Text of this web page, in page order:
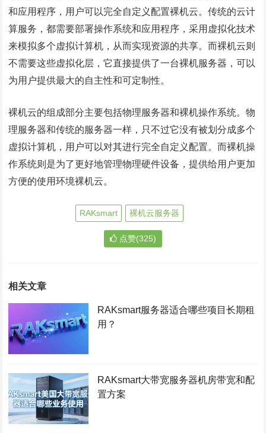
和应用程序，用户可以完全自定义配置裸机云。传统的云计
算服务，都需要部署操作系统和应用程序，采用虚拟化技术
来模拟多个虚拟计算机，从而实现资源的共享。而裸机云则
不需要这些虚拟化层，它直接提供了一台裸机服务器，可以
为用户提供最大的自主性和可定制性。
裸机云的组成部分主要包括物理服务器和裸机操作系统。物
理服务器和传统的服务器一样，只不过它没有被划分成多个
虚拟计算机，用户可以对其进行完全自定义配置。而裸机操
作系统则是为了更好地管理物理硬件设备，提供给用户更加
方便的使用环境裸机云。
RAKsmart 裸机云服务器
点赞(325)
相关文章
RAKsmart服务器适合哪些项目长期租
用？
RAKsmart大带宽服务器机房带宽和配
置方案